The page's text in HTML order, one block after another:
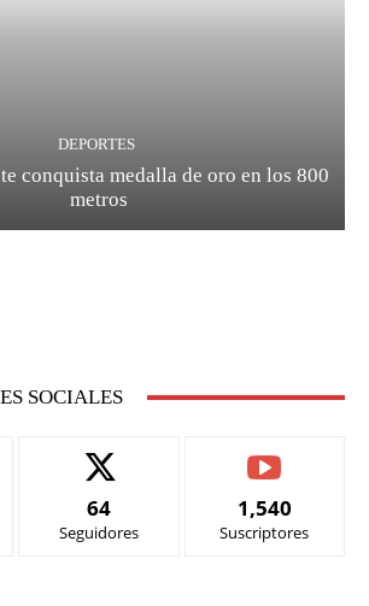
DEPORTES
conquista medalla de oro en los 800
metros
SOCIALES
64
Seguidores
1,540
Suscriptores